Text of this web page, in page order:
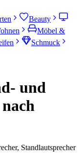
Beauty
Möbel &
Schmuck
und
Standlautsprecher